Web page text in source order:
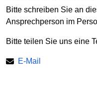
Bitte schreiben Sie an
Ansprechperson im
Bitte teilen Sie uns eine
E-Mail